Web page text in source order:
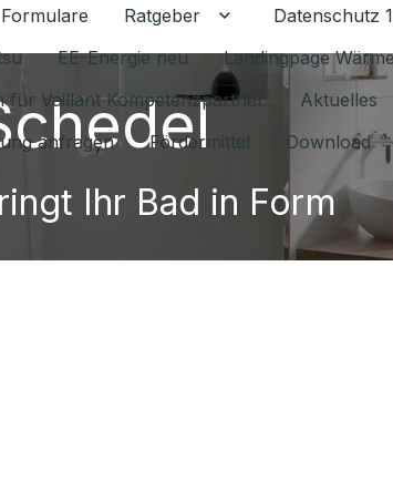
Ratgeber Untermenü für
Datenschutz
EE-Energie neu Landingpage
für Vaillant Kompetenzpartner
Aktuelles
anfragen
Fördermittel Download
Ihr Bad in Form